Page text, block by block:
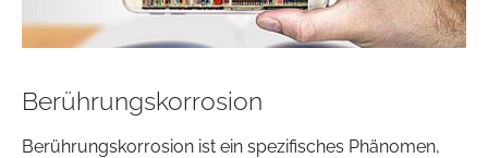
Berührungskorrosion
Berührungskorrosion ist ein spezifisches Phänomen,